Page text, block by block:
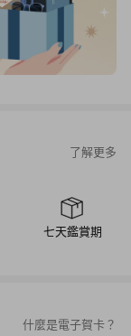
了解更多
七天鑑賞期
什麼是電子賀卡？